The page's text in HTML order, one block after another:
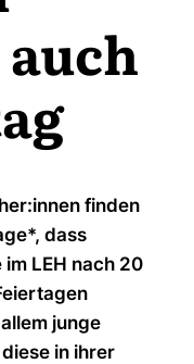
finden
dass
LEH nach 20
junge
in ihrer